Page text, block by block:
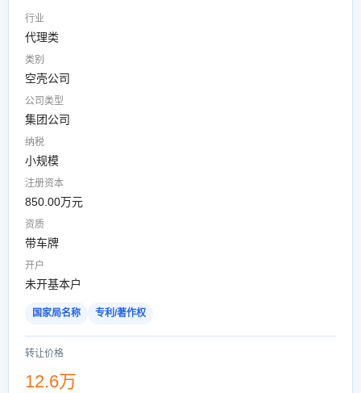
行业
代理类
类别
空壳公司
公司类型
集团公司
纳税
小规模
注册资本
850.00万元
资质
带车牌
开户
未开基本户
国家局名称 专利/著作权
转让价格
12.6万